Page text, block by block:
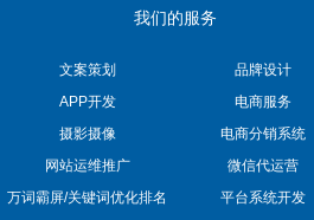
我们的服务
文案策划
品牌设计
APP开发
电商服务
摄影摄像
电商分销系统
网站运维推广
微信代运营
万词霸屏/关键词优化排名
平台系统开发